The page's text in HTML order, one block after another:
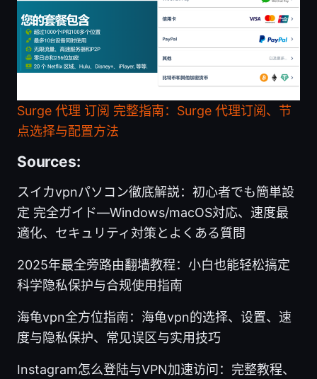
Surge 代理 订阅 完整指南：Surge 代理订阅、节
点选择与配置方法
Sources:
スイカvpnパソコン徹底解説：初心者でも簡単設
定 完全ガイド—Windows/macOS対応、速度最
適化、セキュリティ対策とよくある質問
2025年最全旁路由翻墙教程：小白也能轻松搞定
科学隐私保护与合规使用指南
海龟vpn全方位指南：海龟vpn的选择、设置、速
度与隐私保护、常见误区与实用技巧
Instagram怎么登陆与VPN加速访问：完整教程、